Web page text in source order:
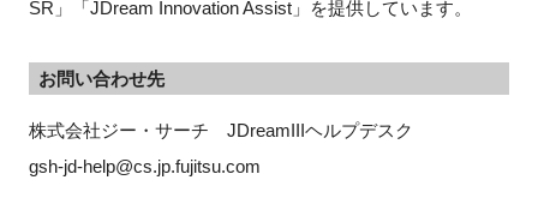
SR」「JDream Innovation Assist」を提供しています。
お問い合わせ先
株式会社ジー・サーチ　JDreamIIIヘルプデスク
gsh-jd-help@cs.jp.fujitsu.com